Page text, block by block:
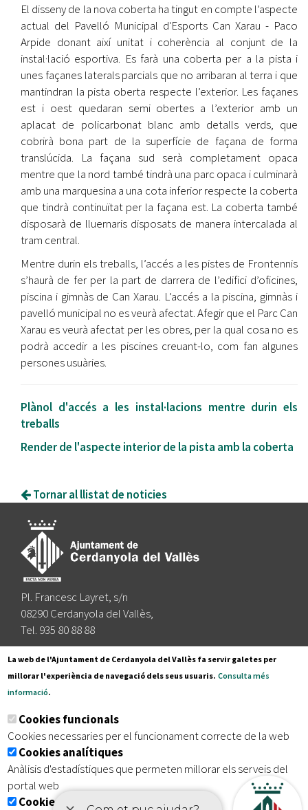
El disseny de la nova coberta ha tingut en compte l’aspecte
actual del Pavelló Municipal d'Esports Can Xarau - Paco
Arpide donant així unitat i coherència al conjunt de la
instal·lació esportiva. Es farà una coberta per a la pista i
unes façanes laterals parcials que no arribaran al terra i que
mantindran la pista oberta respecte l’exterior. Les façanes
est i oest quedaran semi obertes a l’exterior amb un
aplacat de policarbonat blanc amb detalls verds, que
cobrirà bona part de la superfície de façana de forma
translúcida. La façana sud serà completament opaca
mentre que la nord també tindrà una parc opaca i culminarà
amb una marquesina a una cota inferior respecte la coberta
que tindrà continuïtat per la façana est. La coberta també
disposarà de lluernaris disposats de manera intercalada al
tram central.
Mentre durin els treballs, l’accés a les pistes de Frontennis
s’haurà de fer per la part de darrera de l’edifici d’oficines,
piscina i gimnàs de Can Xarau. L’accés a la piscina, gimnàs i
pavelló municipal no es veurà afectat. Afegir que el Parc Can
Xarau es veurà afectat per les obres, per la qual cosa no es
podrà accedir a les piscines creuant-lo, com fan algunes
persones usuàries.
Plànol d'accés a les instal·lacions mentre durin els
treballs
Render de l'aspecte interior de la pista amb la coberta
Tornar al llistat de noticies
Pl. Francesc Layret, s/n
08290 Cerdanyola del Vallès,
Tel. 935 80 88 88
Segueix-nos a:
Subscriu-te al nostre butlletí
Inici | Avís legal | Protecció de dades
| Accessibilitat
La web de l'Ajuntament de Cerdanyola del Vallès fa servir galetes per
millorar l'experiència de navegació dels seus usuaris. Consulta més
informació.
Cookies funcionals
Cookies necessaries per el funcionament correcte de la web
Cookies analítiques
Anàlisis d'estadístiques que permeten millorar els serveis del
portal web
Cookies publicitàries